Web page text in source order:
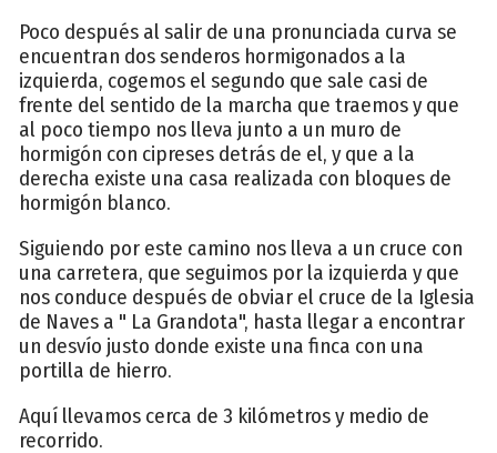
Poco después al salir de una pronunciada curva se
encuentran dos senderos hormigonados a la
izquierda, cogemos el segundo que sale casi de
frente del sentido de la marcha que traemos y que
al poco tiempo nos lleva junto a un muro de
hormigón con cipreses detrás de el, y que a la
derecha existe una casa realizada con bloques de
hormigón blanco.
Siguiendo por este camino nos lleva a un cruce con
una carretera, que seguimos por la izquierda y que
nos conduce después de obviar el cruce de la Iglesia
de Naves a " La Grandota", hasta llegar a encontrar
un desvío justo donde existe una finca con una
portilla de hierro.
Aquí llevamos cerca de 3 kilómetros y medio de
recorrido.